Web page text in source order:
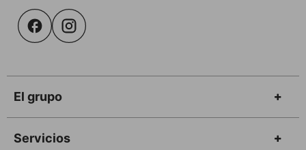
El grupo
Servicios